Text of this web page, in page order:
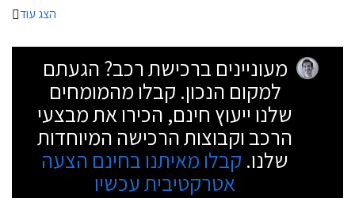
הצג עוד
מעוניינים ברכישת רכב? הגעתם
למקום הנכון. קבלו מהמומחים
שלנו ייעוץ חינם, הכירו את מבצעי
הרכב וקבוצות הרכישה המיוחדות
שלנו. קבלו מאיתנו בחינם הצעה
אטרקטיבית עכשיו